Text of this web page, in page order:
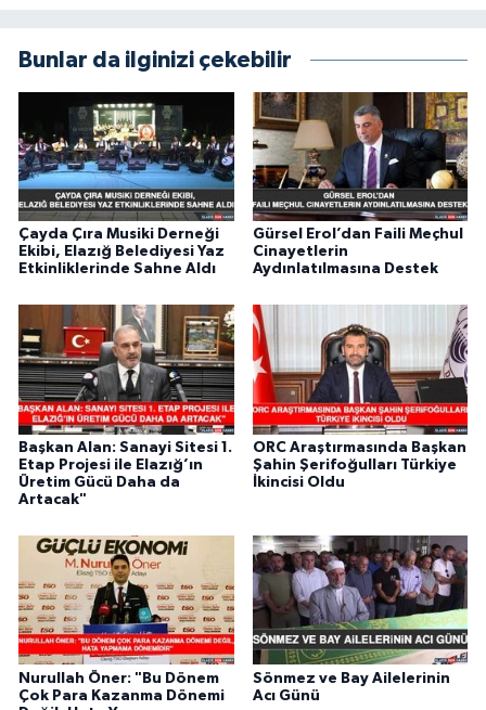
Bunlar da ilginizi çekebilir
Çayda Çıra Musiki Derneği
Ekibi, Elazığ Belediyesi Yaz
Etkinliklerinde Sahne Aldı
Gürsel Erol’dan Faili Meçhul
Cinayetlerin
Aydınlatılmasına Destek
Başkan Alan: Sanayi Sitesi 1.
Etap Projesi ile Elazığ’ın
Üretim Gücü Daha da
Artacak"
ORC Araştırmasında Başkan
Şahin Şerifoğulları Türkiye
İkincisi Oldu
Nurullah Öner: "Bu Dönem
Çok Para Kazanma Dönemi
Sönmez ve Bay Ailelerinin
Acı Günü